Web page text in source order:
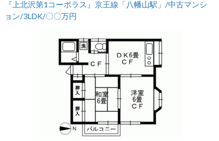
『上北沢第1コーポラス』京王線「八幡山駅」/中古マンシ
ョン/3LDK/〇〇万円